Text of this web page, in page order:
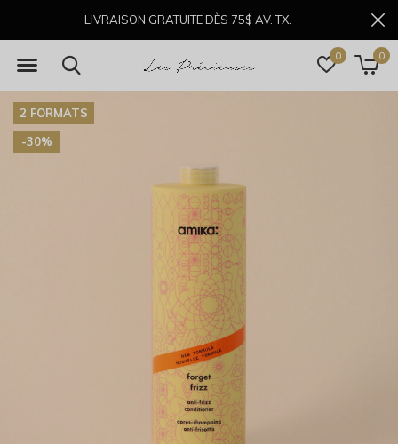
0 0
LIVRAISON GRATUITE DÈS 75$ AV. TX.
2 FORMATS
-30%